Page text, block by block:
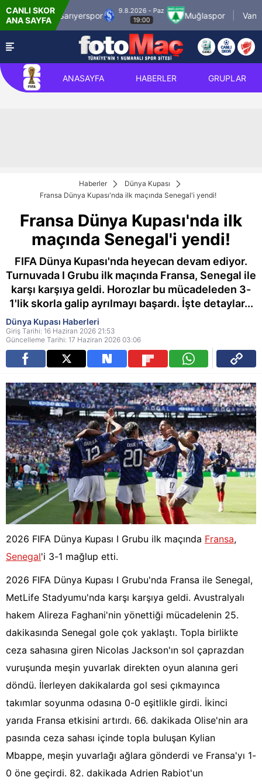
CANLI SKOR
ANA SAYFA
Grup Sarıyerspor
9.8.2026 - Paz
19:00
Muğlaspor Vanspor
ANASAYFA HABERLER GRUPLAR
Haberler
Dünya Kupası
Fransa Dünya Kupası'nda ilk maçında Senegal'i yendi!
Fransa Dünya Kupası'nda ilk
maçında Senegal'i yendi!
FIFA Dünya Kupası'nda heyecan devam ediyor.
Turnuvada I Grubu ilk maçında Fransa, Senegal ile
karşı karşıya geldi. Horozlar bu mücadeleden 3-
1'lik skorla galip ayrılmayı başardı. İşte detaylar...
Dünya Kupası Haberleri
Giriş Tarihi: 16 Haziran 2026 21:53
Güncelleme Tarihi: 17 Haziran 2026 03:06
2026 FIFA Dünya Kupası I Grubu ilk maçında Fransa,
Senegal'i 3-1 mağlup etti.
2026 FIFA Dünya Kupası I Grubu'nda Fransa ile Senegal,
MetLife Stadyumu'nda karşı karşıya geldi. Avustralyalı
hakem Alireza Faghani'nin yönettiği mücadelenin 25.
dakikasında Senegal gole çok yaklaştı. Topla birlikte
ceza sahasına giren Nicolas Jackson'ın sol çaprazdan
vuruşunda meşin yuvarlak direkten oyun alanına geri
döndü. İlerleyen dakikalarda gol sesi çıkmayınca
takımlar soyunma odasına 0-0 eşitlikle girdi. İkinci
yarıda Fransa etkisini artırdı. 66. dakikada Olise'nin ara
pasında ceza sahası içinde topla buluşan Kylian
Mbappe, meşin yuvarlağı ağlara gönderdi ve Fransa'yı 1-
0 öne geçirdi. 82. dakikada Adrien Rabiot'un